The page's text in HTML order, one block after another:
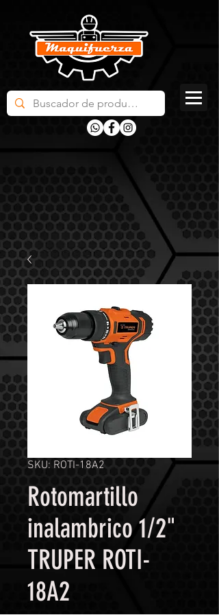
SKU: ROTI-18A2
Rotomartillo
inalambrico 1/2"
TRUPER ROTI-
18A2